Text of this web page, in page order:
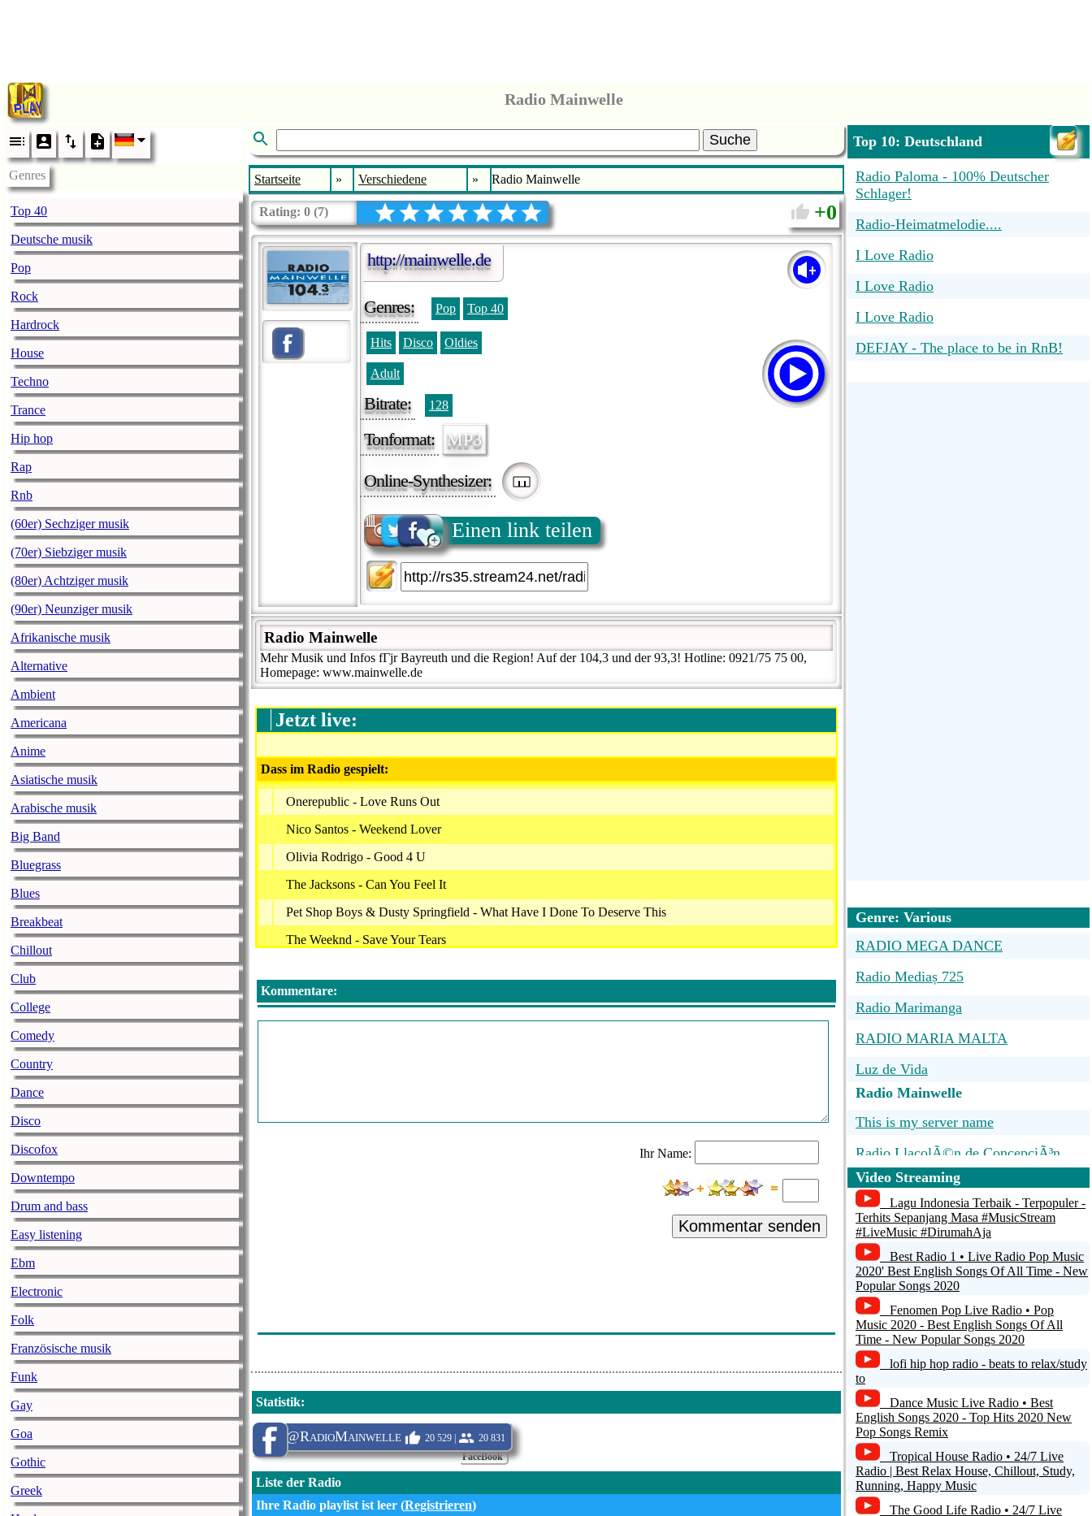
Radio Mainwelle
Genres
Top 40
Deutsche musik
Pop
Rock
Hardrock
House
Techno
Trance
Hip hop
Rap
Rnb
(60er) Sechziger musik
(70er) Siebziger musik
(80er) Achtziger musik
(90er) Neunziger musik
Afrikanische musik
Alternative
Ambient
Americana
Anime
Asiatische musik
Arabische musik
Big Band
Bluegrass
Blues
Breakbeat
Chillout
Club
College
Comedy
Country
Dance
Disco
Discofox
Downtempo
Drum and bass
Easy listening
Ebm
Electronic
Folk
Französische musik
Funk
Gay
Goa
Gothic
Greek
Suche
Startseite » Verschiedene » Radio Mainwelle
Rating: 0 (7) 0
http://mainwelle.de
Genres: Pop Top 40
Hits Disco Oldies
Adult
Bitrate: 128
Tonformat: MP3
Online-Synthesizer:
Einen link teilen
Radio Mainwelle
Mehr Musik und Infos fГјr Bayreuth und die Region! Auf der 104,3 und der 93,3! Hotline: 0921/75 75 00,
Homepage: www.mainwelle.de
Jetzt live:
Dass im Radio gespielt:
Onerepublic - Love Runs Out
Nico Santos - Weekend Lover
Olivia Rodrigo - Good 4 U
The Jacksons - Can You Feel It
Pet Shop Boys & Dusty Springfield - What Have I Done To Deserve This
The Weeknd - Save Your Tears
Radio Mainwelle - Sie Hã–Ren Richtig!
Elton John, Britney Spears - Hold Me Closer
Kommentare:
Ihr Name:
Kommentar senden
Statistik:
FaceBook
@RadioMainwelle 20 529 | 20 831
Liste der Radio
Ihre Radio playlist ist leer (Registrieren)
Top 10: Deutschland
Radio Paloma - 100% Deutscher
Schlager!
Radio-Heimatmelodie....
I Love Radio
I Love Radio
I Love Radio
DEFJAY - The place to be in RnB!
Genre: Various
RADIO MEGA DANCE
Radio Mediaș 725
Radio Marimanga
RADIO MARIA MALTA
Luz de Vida
Radio Mainwelle
This is my server name
Radio LlacolÃ©n de ConcepciÃ³n
COMERCIO WEB
Unspecified name
RadioCaster Stream
Video Streaming
Lagu Indonesia Terbaik - Terpopuler -
Terhits Sepanjang Masa #MusicStream
#LiveMusic #DirumahAja
Best Radio 1 • Live Radio Pop Music
2020' Best English Songs Of All Time - New
Popular Songs 2020
Fenomen Pop Live Radio • Pop
Music 2020 - Best English Songs Of All
Time - New Popular Songs 2020
lofi hip hop radio - beats to relax/study
to
Dance Music Live Radio • Best
English Songs 2020 - Top Hits 2020 New
Pop Songs Remix
Tropical House Radio • 24/7 Live
Radio | Best Relax House, Chillout, Study,
Running, Happy Music
The Good Life Radio • 24/7 Live